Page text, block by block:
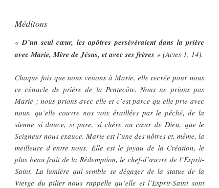
Méditons
«D’un seul cœur, les apôtres persévéraient dans la prière
avec Marie, Mère de Jésus, et avec ses frères » (Actes 1, 14).
Chaque fois que nous venons à Marie, elle recrée pour nous
ce cénacle de prière de la Pentecôte. Nous ne prions pas
Marie ; nous prions avec elle et c’est parce qu’elle prie avec
nous, qu’elle couvre nos voix éraillées par le péché, de la
sienne si douce, si pure, si chère au cœur de Dieu, que le
Seigneur nous exauce. Marie est l’une des nôtres et, même, la
meilleure d’entre nous. Elle est le joyau de la Création, le
plus beau fruit de la Rédemption, le chef-d’œuvre de l’Esprit-
Saint. La lumière qui semble se dégager de la statue de la
Vierge du pilier nous rappelle qu’elle et l’Esprit-Saint sont